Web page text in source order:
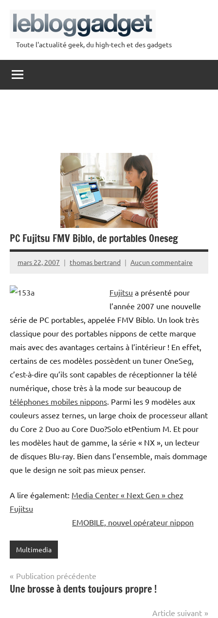
contenu
lebloggadget
Toute l'actualité geek, du high-tech et des gadgets
PC Fujitsu FMV Biblo, de portables Oneseg
mars 22, 2007 thomas bertrand Aucun commentaire
Fujitsu a présenté pour
l’année 2007 une nouvelle
série de PC portables, appelée FMV Biblo. Un look très
classique pour des portables nippons de cette marque
mais avec des avantages certains à l’intérieur ! En effet,
certains de ces modèles possèdent un tuner OneSeg,
c’est-à-dire qu’ils sont capables de réceptionner la télé
numérique, chose très à la mode sur beaucoup de
téléphones mobiles nippons . Parmi les 9 modèles aux
couleurs assez ternes, un large choix de processeur allant
du Core 2 Duo au Core Duo?Solo etPentium M. Et pour
les modèles haut de gamme, la série « NX », un lecteur
de disques Blu-ray. Bien dans l’ensemble, mais dommage
que le design ne soit pas mieux penser.
A lire également: Media Center « Next Gen » chez
Fujitsu
EMOBILE, nouvel opérateur nippon
Multimedia
Navigation
de
Publication précédente
Une brosse à dents toujours propre !
Article suivant